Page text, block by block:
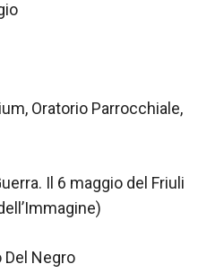
Oratorio Parrocchiale,
Il 6 maggio del Friuli
Del Negro